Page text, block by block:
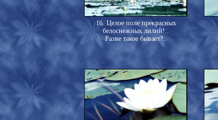
16. Целое поле прекрасных
белоснежных лилий!..
Разве такое бывает?..